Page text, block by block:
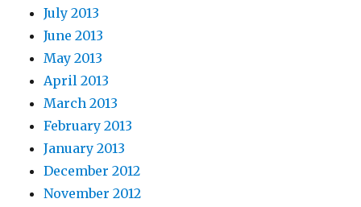
July 2013
June 2013
May 2013
April 2013
March 2013
February 2013
January 2013
December 2012
November 2012